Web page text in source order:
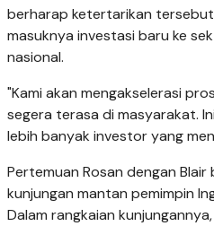
berharap ketertarikan
masuknya investasi baru ke
nasional.
"Kami akan mengakselerasi
segera terasa di masyarakat.
lebih banyak investor yang
Pertemuan Rosan dengan Blair
kunjungan mantan pemimpin
Dalam rangkaian